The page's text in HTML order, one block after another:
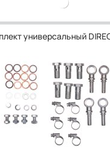
универсальный